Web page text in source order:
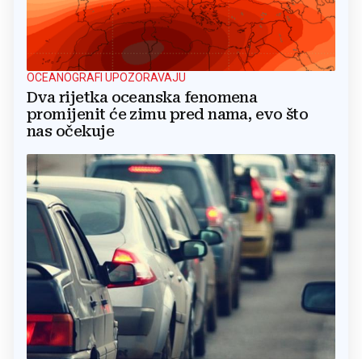
OCEANOGRAFI UPOZORAVAJU
Dva rijetka oceanska fenomena
promijenit će zimu pred nama, evo što
nas očekuje